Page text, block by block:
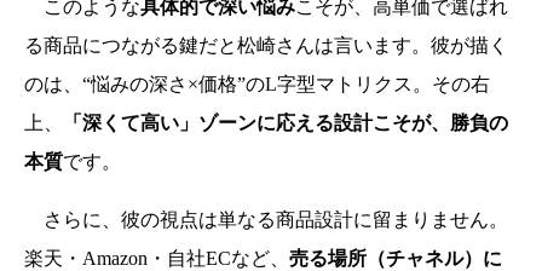
このような具体的で深い悩みこそが、高単価で選ばれ
る商品につながる鍵だと松崎さんは言います。彼が描く
のは、“悩みの深さ×価格”のL字型マトリクス。その右
上、
「深くて高い」ゾーンに応える設計こそが、勝負の
本質です。
さらに、彼の視点は単なる商品設計に留まりません。
楽天・Amazon・自社ECなど、 売る場所（チャネル）に